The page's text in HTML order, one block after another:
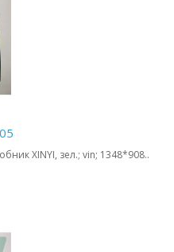
XINYI, зел.; vin; 1348*908..